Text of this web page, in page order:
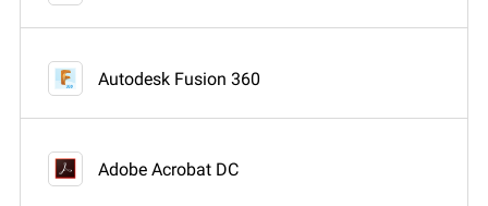
Autodesk Fusion 360
Adobe Acrobat DC